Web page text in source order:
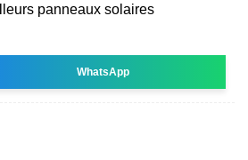
panneaux solaires
WhatsApp